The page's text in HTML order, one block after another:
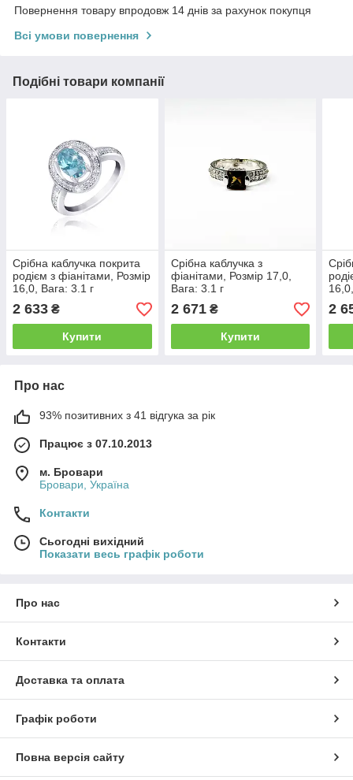
Повернення товару впродовж 14 днів за рахунок покупця
Всі умови повернення
Подібні товари компанії
Срібна каблучка покрита
родієм з фіанітами, Розмір
16,0, Вага: 3.1 г
2 633 ₴
Купити
Срібна каблучка з
фіанітами, Розмір 17,0,
Вага: 3.1 г
2 671₴
Купити
2
Про нас
93% позитивних з 41 відгука за рік
Працює з 07.10.2013
м. Бровари
Бровари, Україна
Контакти
Сьогодні вихідний
Показати весь графік роботи
Про нас
Контакти
Доставка та оплата
Графік роботи
Повна версія сайту